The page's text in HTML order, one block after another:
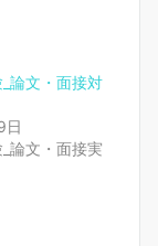
論文・面接対
日
論文・面接実